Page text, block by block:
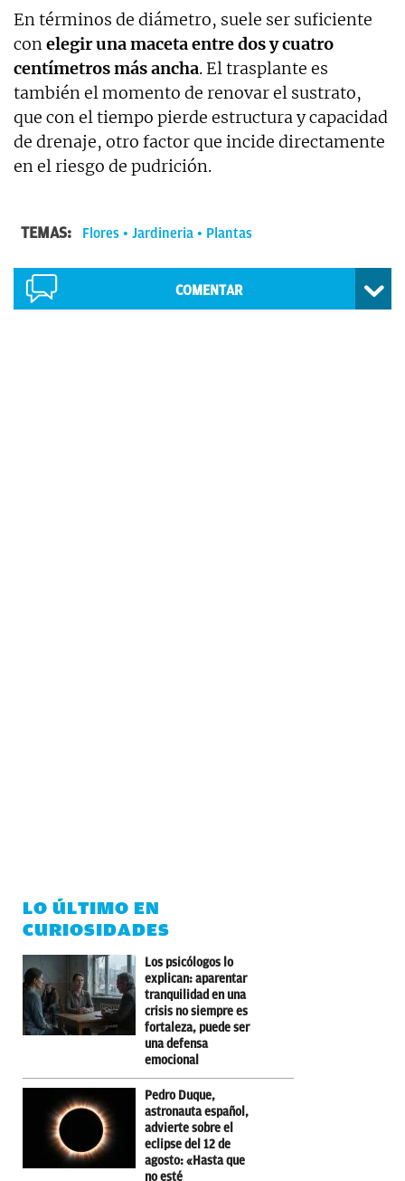
En términos de diámetro, suele ser suficiente
conelegir una maceta entre dos y cuatro
centímetros más ancha. El trasplante es
también el momento de renovar el sustrato,
que con el tiempo pierde estructura y capacidad
de drenaje, otro factor que incide directamente
en el riesgo de pudrición.
TEMAS: Flores Jardineria Plantas
COMENTAR
LO ÚLTIMO EN
CURIOSIDADES
Los psicólogos lo
explican: aparentar
tranquilidad en una
crisis no siempre es
fortaleza, puede ser
una defensa
emocional
Pedro Duque,
astronauta español,
advierte sobre el
eclipse del 12 de
agosto: «Hasta que
no esté